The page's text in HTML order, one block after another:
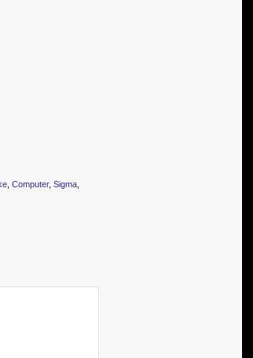
,Computer,Sigma